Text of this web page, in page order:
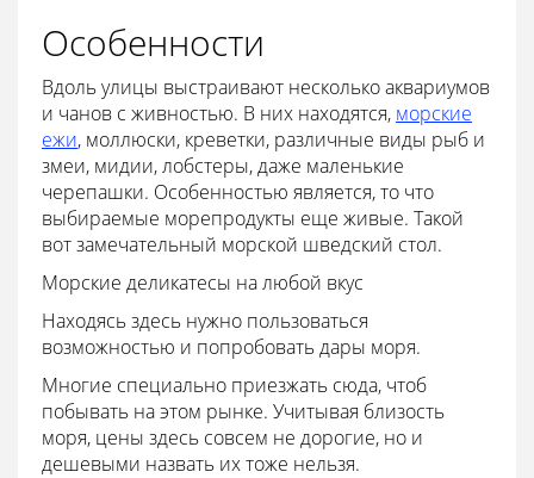
Особенности
Вдоль улицы выстраивают несколько аквариумов
и чанов с живностью. В них находятся, морские
ежи, моллюски, креветки, различные виды рыб и
змеи, мидии, лобстеры, даже маленькие
черепашки. Особенностью является, то что
выбираемые морепродукты еще живые. Такой
вот замечательный морской шведский стол.
Морские деликатесы на любой вкус
Находясь здесь нужно пользоваться
возможностью и попробовать дары моря.
Многие специально приезжать сюда, чтоб
побывать на этом рынке. Учитывая близость
моря, цены здесь совсем не дорогие, но и
дешевыми назвать их тоже нельзя.